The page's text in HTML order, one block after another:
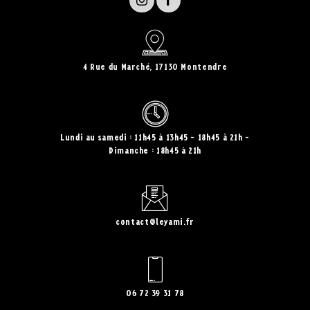
4 Rue du Marché, 17130 Montendre
Lundi au samedi : 11h45 à 13h45 - 18h45 à 21h
Dimanche : 18h45 à 21h
contact@leyami.fr
06 72 39 31 78